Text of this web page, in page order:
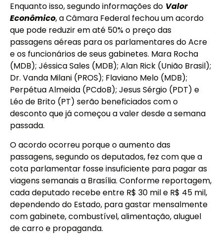
Enquanto isso, segundo informações do Valor
Econômico, a Câmara Federal fechou um acordo
que pode reduzir em até 50% o preço das
passagens aéreas para os parlamentares do Acre
e os funcionários de seus gabinetes. Mara Rocha
(MDB); Jéssica Sales (MDB); Alan Rick (União Brasil);
Dr. Vanda Milani (PROS); Flaviano Melo (MDB);
Perpétua Almeida (PCdoB); Jesus Sérgio (PDT) e
Léo de Brito (PT) serão beneficiados com o
desconto que já começou a valer desde a semana
passada.
O acordo ocorreu porque o aumento das
passagens, segundo os deputados, fez com que a
cota parlamentar fosse insuficiente para pagar as
viagens semanais a Brasília. Conforme reportagem,
cada deputado recebe entre R$ 30 mil e R$ 45 mil,
dependendo do Estado, para gastar mensalmente
com gabinete, combustível, alimentação, aluguel
de carro e propaganda.